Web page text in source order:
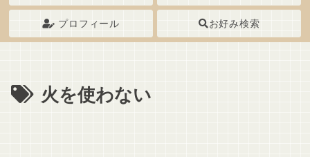
プロフィール お好み検索
火を使わない